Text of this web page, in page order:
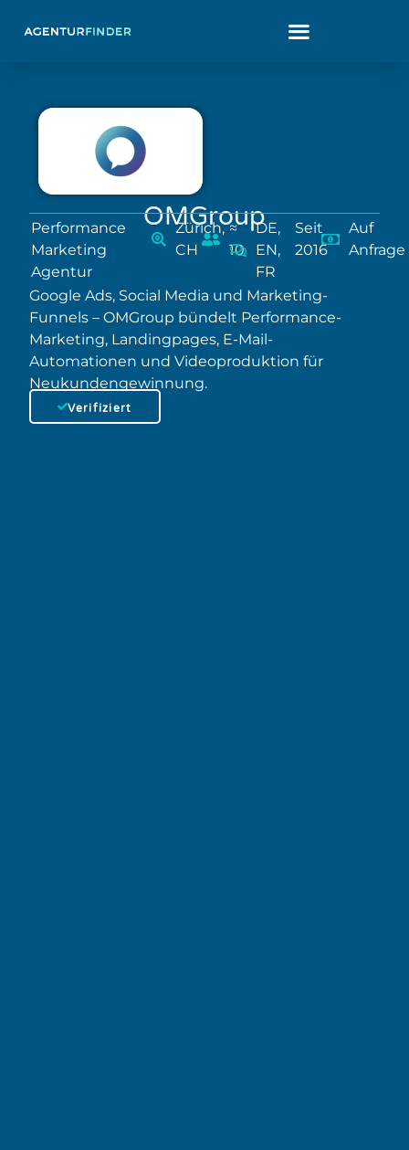
OMGroup
Performance
Marketing
Agentur
Zürich,
CH
≈
10
DE,
EN,
FR
Seit
2016
Auf
Anfrage
Google Ads, Social Media und Marketing-
Funnels – OMGroup bündelt Performance-
Marketing, Landingpages, E-Mail-
Automationen und Videoproduktion für
Neukundengewinnung.
Verifiziert